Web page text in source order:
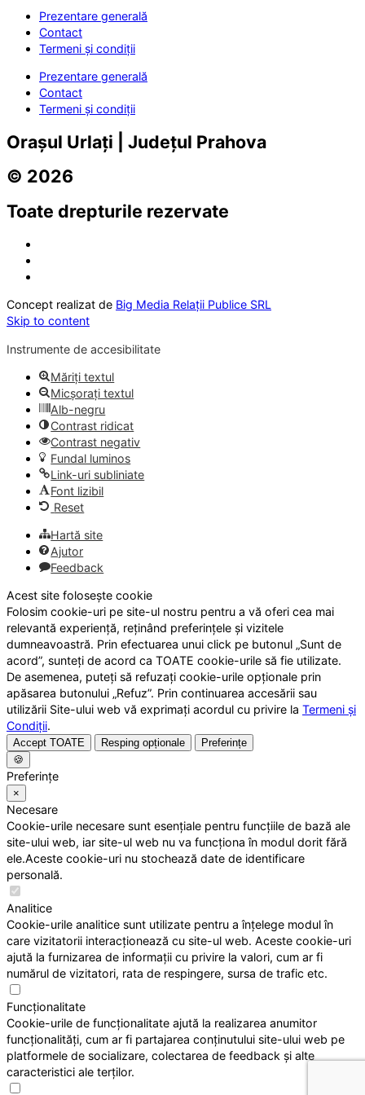
Prezentare generală
Contact
Termeni și condiții
Prezentare generală
Contact
Termeni și condiții
Orașul Urlați | Județul Prahova
© 2026
Toate drepturile rezervate
Concept realizat de Big Media Relații Publice SRL
Skip to content
Instrumente de accesibilitate
Măriți textul
Micșorați textul
Alb-negru
Contrast ridicat
Contrast negativ
Fundal luminos
Link-uri subliniate
Font lizibil
Reset
Hartă site
Ajutor
Feedback
Acest site folosește cookie
Folosim cookie-uri pe site-ul nostru pentru a vă oferi cea mai
relevantă experiență, reținând preferințele și vizitele
dumneavoastră. Prin efectuarea unui click pe butonul „Sunt de
acord”, sunteți de acord ca TOATE cookie-urile să fie utilizate.
De asemenea, puteți să refuzați cookie-urile opționale prin
apăsarea butonului „Refuz”. Prin continuarea accesării sau
utilizării Site-ului web vă exprimați acordul cu privire la Termeni și
Condiții.
Accept TOATE Resping opționale
Preferințe
🍪
Preferințe
×
Necesare
Cookie-urile necesare sunt esențiale pentru funcțiile de bază ale
site-ului web, iar site-ul web nu va funcționa în modul dorit fără
ele.Aceste cookie-uri nu stochează date de identificare
personală.
Analitice
Cookie-urile analitice sunt utilizate pentru a înțelege modul în
care vizitatorii interacționează cu site-ul web. Aceste cookie-uri
ajută la furnizarea de informații cu privire la valori, cum ar fi
numărul de vizitatori, rata de respingere, sursa de trafic etc.
Funcționalitate
Cookie-urile de funcționalitate ajută la realizarea anumitor
funcționalități, cum ar fi partajarea conținutului site-ului web pe
platformele de socializare, colectarea de feedback și alte
caracteristici ale terților.